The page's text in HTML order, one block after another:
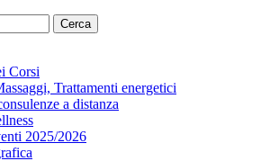
Corsi
Trattamenti energetici
a distanza
2025/2026